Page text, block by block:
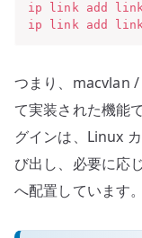
ip link add
ip
link add
つまり、macvlan
て実装された機能
グインは、Linux
び出し、必要に応
へ配置しています。